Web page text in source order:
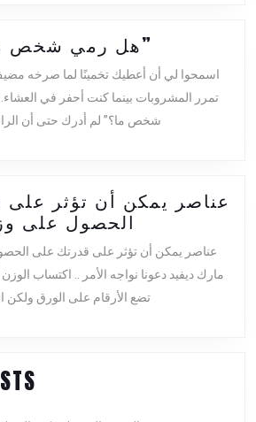
“هل رمي شخص ما؟”
رمي
شخص
ما؟”
اسمحوا لي أن أعطيك تخمينًا لما صرخه
تمرر المشروبات بينما كنت أحفر في
شخص ما؟” لم أدرك حتى أن
الحصول على
عناصر
يمكن
أن
تؤثر
مارك ديفيد دعونا نواجه الأمر .. اكتساب
تضع الأرقام على الورق ولكن